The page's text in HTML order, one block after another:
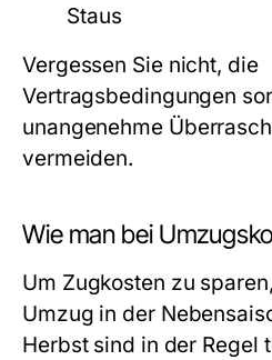
Staus
Vergessen Sie nicht, die
Vertragsbedingungen
unangenehme
vermeiden.
Wie man bei
Um Zugkosten zu
Umzug in der
Herbst sind in der Regel